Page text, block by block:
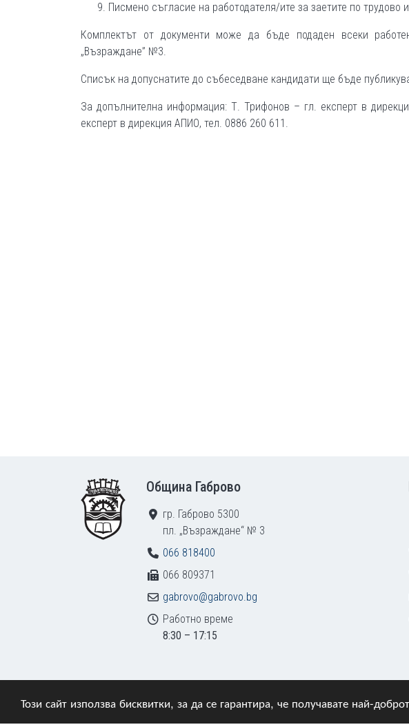
Този сайт използва бисквитки, за да се гарантира, че получавате най-
Писмено съгласие на работодателя/ите за заетите по
Комплектът от документи може да бъде подаден всеки
„Възраждане” №3.
Списък на допуснатите до събеседване кандидати ще бъде
За допълнителна информация: Т. Трифонов – гл. експерт в
експерт в дирекция АПИО, тел. 0886 260 611.
Община Габрово
гр. Габрово 5300
пл. „Възраждане“ № 3
066 818400
066 809371
gabrovo@gabrovo.bg
Работно време
8:30 – 17:15
© 2009–2026 Община Габрово. Всички права запазени.